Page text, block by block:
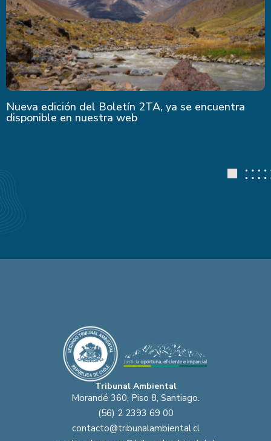
Nueva edición del Boletín 2TA, ya se encuentra
disponible en nuestra web
Tribunal Ambiental
Morandé 360, Piso 8, Santiago.
(56) 2 2393 69 00
contacto@tribunalambiental.cl